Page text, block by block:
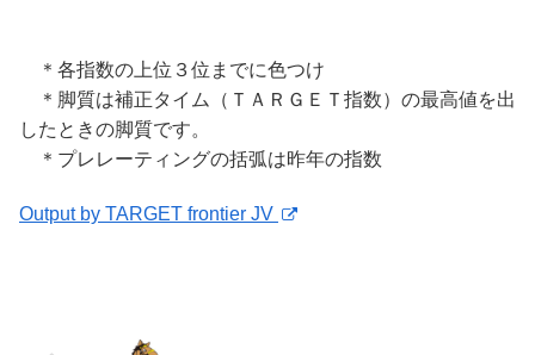
＊各指数の上位３位までに色つけ
＊脚質は補正タイム（ＴＡＲＧＥＴ指数）の最高値を出
したときの脚質です。
＊プレレーティングの括弧は昨年の指数
Output by TARGET frontier JV